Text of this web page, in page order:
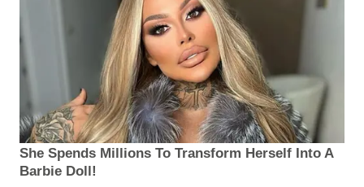
She Spends Millions To Transform Herself Into A
Barbie Doll!